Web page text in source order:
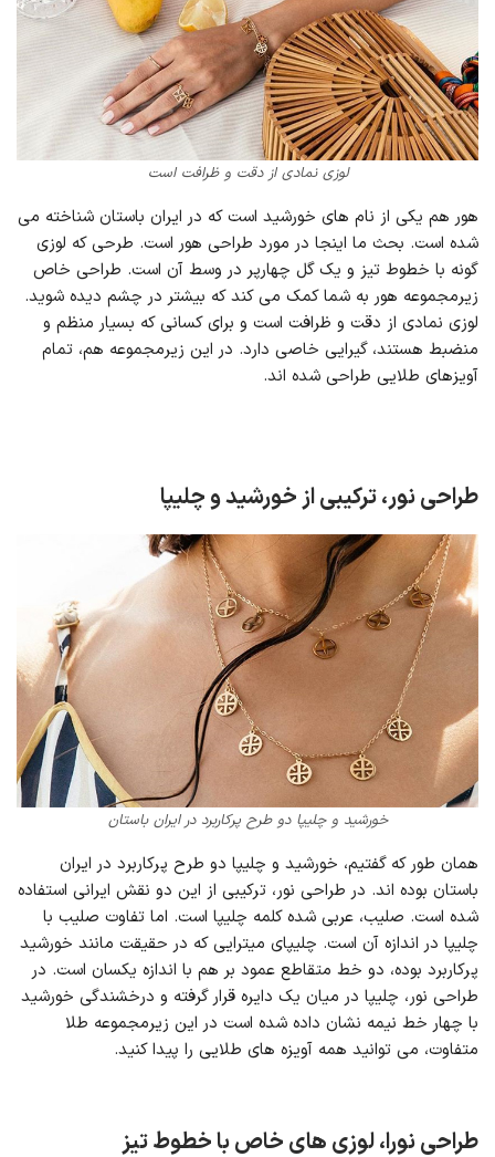
لوزی نمادی از دقت و ظرافت است
هور هم یکی از نام های خورشید است که در ایران باستان شناخته می
شده است. بحث ما اینجا در مورد طراحی هور است. طرحی که لوزی
گونه با خطوط تیز و یک گل چهارپر در وسط آن است. طراحی خاص
زیرمجموعه هور به شما کمک می کند که بیشتر در چشم دیده شوید.
لوزی نمادی از دقت و ظرافت است و برای کسانی که بسیار منظم و
منضبط هستند، گیرایی خاصی دارد. در این زیرمجموعه هم، تمام
آویزهای طلایی طراحی شده اند.
طراحی نور، ترکیبی از خورشید و چلیپا
خورشید و چلیپا دو طرح پرکاربرد در ایران باستان
همان طور که گفتیم، خورشید و چلیپا دو طرح پرکاربرد در ایران
باستان بوده اند. در طراحی نور، ترکیبی از این دو نقش ایرانی استفاده
شده است. صلیب، عربی شده کلمه چلیپا است. اما تفاوت صلیب با
چلیپا در اندازه آن است. چلیپای میترایی که در حقیقت مانند خورشید
پرکاربرد بوده، دو خط متقاطع عمود بر هم با اندازه یکسان است. در
طراحی نور، چلیپا در میان یک دایره قرار گرفته و درخشندگی خورشید
با چهار خط نیمه نشان داده شده است در این زیرمجموعه طلا
متفاوت، می توانید همه آویزه های طلایی را پیدا کنید.
طراحی نورا، لوزی های خاص با خطوط تیز